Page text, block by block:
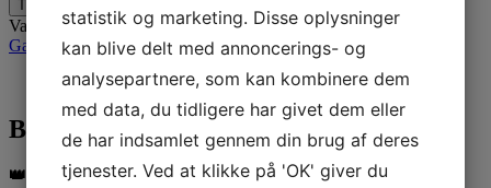
Tilføj til kurv
Varenummer (SKU): c-1216 Kategorier:Diverse,Eventyr
Gaveidéer,Højtider,Nyheder 2026,Små gaveæsker
Beskrivelse
Beskrivelse
👑✨ Prinsessedrøm i chokolade! ✨👑
statistik og marketing. Disse oplysninger
kan blive delt med annoncerings- og
analysepartnere, som kan kombinere dem
med data, du tidligere har givet dem eller
de har indsamlet gennem din brug af deres
tjenester. Ved at klikke på 'OK' giver du